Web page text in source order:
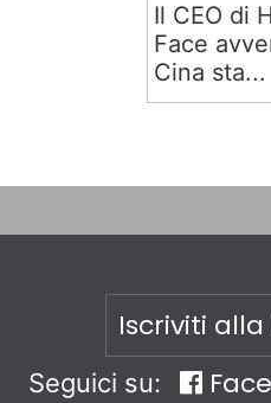
Il CEO di
Face
Cina sta...
Iscriviti
Seguici su: